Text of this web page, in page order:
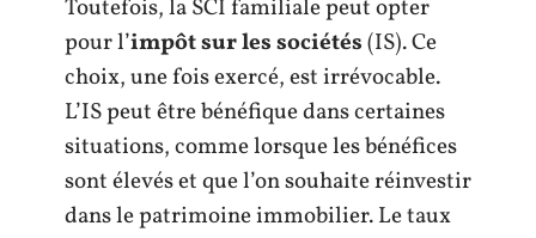
Toutefois, la SCI familiale peut opter
pour l’impôt sur les sociétés(IS). Ce
choix, une fois exercé, est irrévocable.
L’IS peut être bénéfique dans certaines
situations, comme lorsque les bénéfices
sont élevés et que l’on souhaite réinvestir
dans le patrimoine immobilier. Le taux